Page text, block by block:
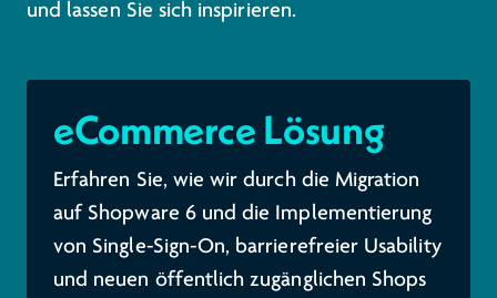
und lassen Sie sich inspirieren.
eCommerce Lösung
Erfahren Sie, wie wir durch die Migration
auf Shopware 6 und die Implementierung
von Single-Sign-On, barrierefreier Usability
und neuen öffentlich zugänglichen Shops